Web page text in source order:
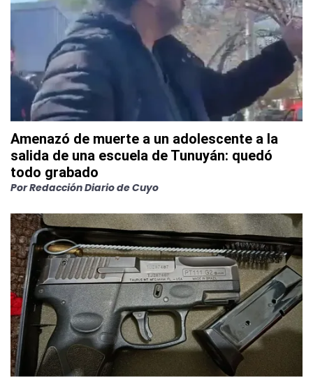
Amenazó de muerte a un adolescente a la
salida de una escuela de Tunuyán: quedó
todo grabado
PorRedacción Diario de Cuyo